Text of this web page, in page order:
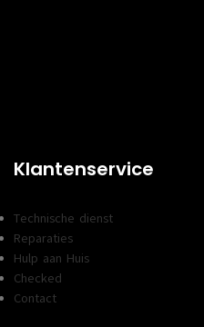
Klantenservice
Technische dienst
Reparaties
Hulp aan Huis
Checked
Contact